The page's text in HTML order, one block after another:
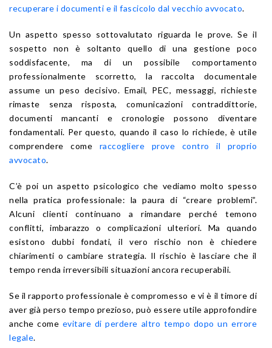
recuperare i documenti e il fascicolo dal vecchio avvocato.
Un aspetto spesso sottovalutato riguarda le prove. Se il
sospetto non è soltanto quello di una gestione poco
soddisfacente, ma di un possibile comportamento
professionalmente scorretto, la raccolta documentale
assume un peso decisivo. Email, PEC, messaggi, richieste
rimaste senza risposta, comunicazioni contraddittorie,
documenti mancanti e cronologie possono diventare
fondamentali. Per questo, quando il caso lo richiede, è utile
comprendere come raccogliere prove contro il proprio
avvocato.
C’è poi un aspetto psicologico che vediamo molto spesso
nella pratica professionale: la paura di “creare problemi”.
Alcuni clienti continuano a rimandare perché temono
conflitti, imbarazzo o complicazioni ulteriori. Ma quando
esistono dubbi fondati, il vero rischio non è chiedere
chiarimenti o cambiare strategia. Il rischio è lasciare che il
tempo renda irreversibili situazioni ancora recuperabili.
Se il rapporto professionale è compromesso e vi è il timore di
aver già perso tempo prezioso, può essere utile approfondire
anche come evitare di perdere altro tempo dopo un errore
legale.